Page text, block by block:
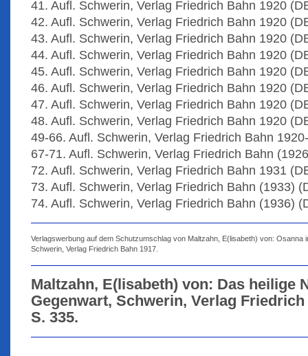
41. Aufl. Schwerin, Verlag Friedrich Bahn 1920
42. Aufl. Schwerin, Verlag Friedrich Bahn 1920
43. Aufl. Schwerin, Verlag Friedrich Bahn 1920
44. Aufl. Schwerin, Verlag Friedrich Bahn 1920
45. Aufl. Schwerin, Verlag Friedrich Bahn 1920
46. Aufl. Schwerin, Verlag Friedrich Bahn 1920
47. Aufl. Schwerin, Verlag Friedrich Bahn 1920
48. Aufl. Schwerin, Verlag Friedrich Bahn 1920
49-66. Aufl. Schwerin, Verlag Friedrich Bahn
67-71. Aufl. Schwerin, Verlag Friedrich Bahn
72. Aufl. Schwerin, Verlag Friedrich Bahn 1931
73. Aufl. Schwerin, Verlag Friedrich Bahn (1933)
74. Aufl. Schwerin, Verlag Friedrich Bahn (1936)
Verlagswerbung auf dem Schutzumschlag von Maltzahn, E(lisabeth) von:
Schwerin, Verlag Friedrich Bahn 1917.
Maltzahn, E(lisabeth) von: Das heilige
Gegenwart, Schwerin, Verlag Friedrich
S. 335.